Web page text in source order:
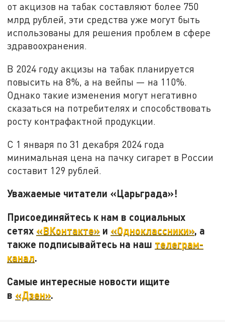
от акцизов на табак составляют более 750
млрд рублей, эти средства уже могут быть
использованы для решения проблем в сфере
здравоохранения.
В 2024 году акцизы на табак планируется
повысить на 8%, а на вейпы — на 110%.
Однако такие изменения могут негативно
сказаться на потребителях и способствовать
росту контрафактной продукции.
С 1 января по 31 декабря 2024 года
минимальная цена на пачку сигарет в России
составит 129 рублей.
Уважаемые читатели «Царьграда»!
Присоединяйтесь к нам в социальных
сетях «ВКонтакте» и «Одноклассники», а
также подписывайтесь на наш телеграм-
канал.
Самые интересные новости ищите
в «Дзен».